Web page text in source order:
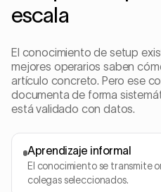
escala
El conocimiento de setup
mejores operarios saben
artículo concreto. Pero ese
documenta de forma
está validado con datos.
Aprendizaje informal
El conocimiento se transmite
colegas seleccionados.